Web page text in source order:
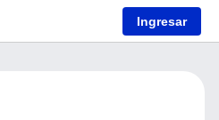
Ingresar